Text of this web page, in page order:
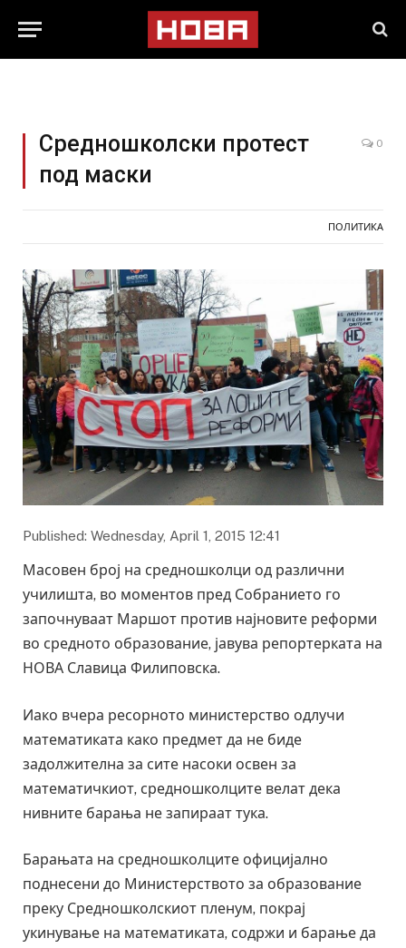
Средношколски протест
под маски
0
ПОЛИТИКА
Published: Wednesday, April 1, 2015 12:41
Масовен број на средношколци од различни
училишта, во моментов пред Собранието го
започнуваат Маршот против најновите реформи
во средното образование, јавува репортерката на
НОВА Славица Филиповска.
Иако вчера ресорното министерство одлучи
математиката како предмет да не биде
задолжителна за сите насоки освен за
математичкиот, средношколците велат дека
нивните барања не запираат тука.
Барањата на средношколците официјално
поднесени до Министерството за образование
преку Средношколскиот пленум, покрај
укинување на математиката, содржи и барање да